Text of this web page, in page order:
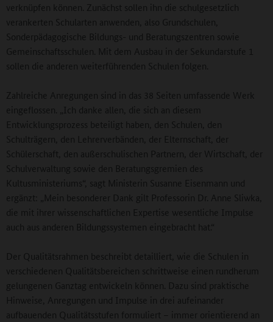
verknüpfen können. Zunächst sollen ihn die schulgesetzlich
verankerten Schularten anwenden, also Grundschulen,
Sonderpädagogische Bildungs- und Beratungszentren sowie
Gemeinschaftsschulen. Mit dem Ausbau in der Sekundarstufe 1
sollen die anderen weiterführenden Schulen folgen.
Zahlreiche Anregungen sind in das 38 Seiten umfassende Werk
eingeflossen. „Ich danke allen, die sich an diesem
Entwicklungsprozess beteiligt haben, den Schulen, den
Schulträgern, den Lehrerverbänden, der Elternschaft, der
Schülerschaft, den außerschulischen Partnern, der Wirtschaft, der
Schulverwaltung sowie den Beratungsgremien des
Kultusministeriums“, sagt Ministerin Susanne Eisenmann und
ergänzt: „Mein besonderer Dank gilt Professorin Dr. Anne Sliwka,
die mit ihrer wissenschaftlichen Expertise wesentliche Impulse
auch aus anderen Bildungssystemen eingebracht hat.“
Der Qualitätsrahmen beschreibt detailliert, wie die Schulen in
verschiedenen Qualitätsbereichen schrittweise einen rundherum
gelungenen Ganztag entwickeln können. Dazu sind praktische
Hinweise, Anregungen und Impulse in drei aufeinander
aufbauenden Qualitätsstufen formuliert – immer orientierend an